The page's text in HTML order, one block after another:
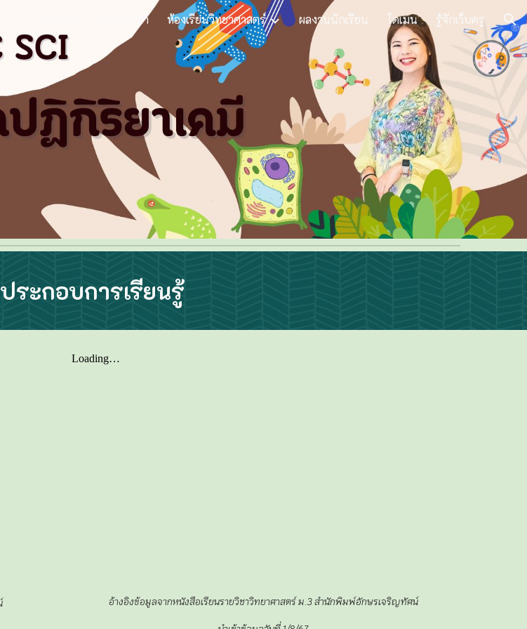
Skip to navigation
เกี่ยวกับเรา ห้องเรียนวิทยาศาสตร์ ผลงานนักเรียน โดเมน รู้จักเว็บครู
ระกอบการเรียนรู้
อ้างอิงข้อมูลจากหนังสือเรียนรายวิชาวิทยาศาสตร์ ม.3 สำนักพิมพ์อักษรเจริญทัศน์